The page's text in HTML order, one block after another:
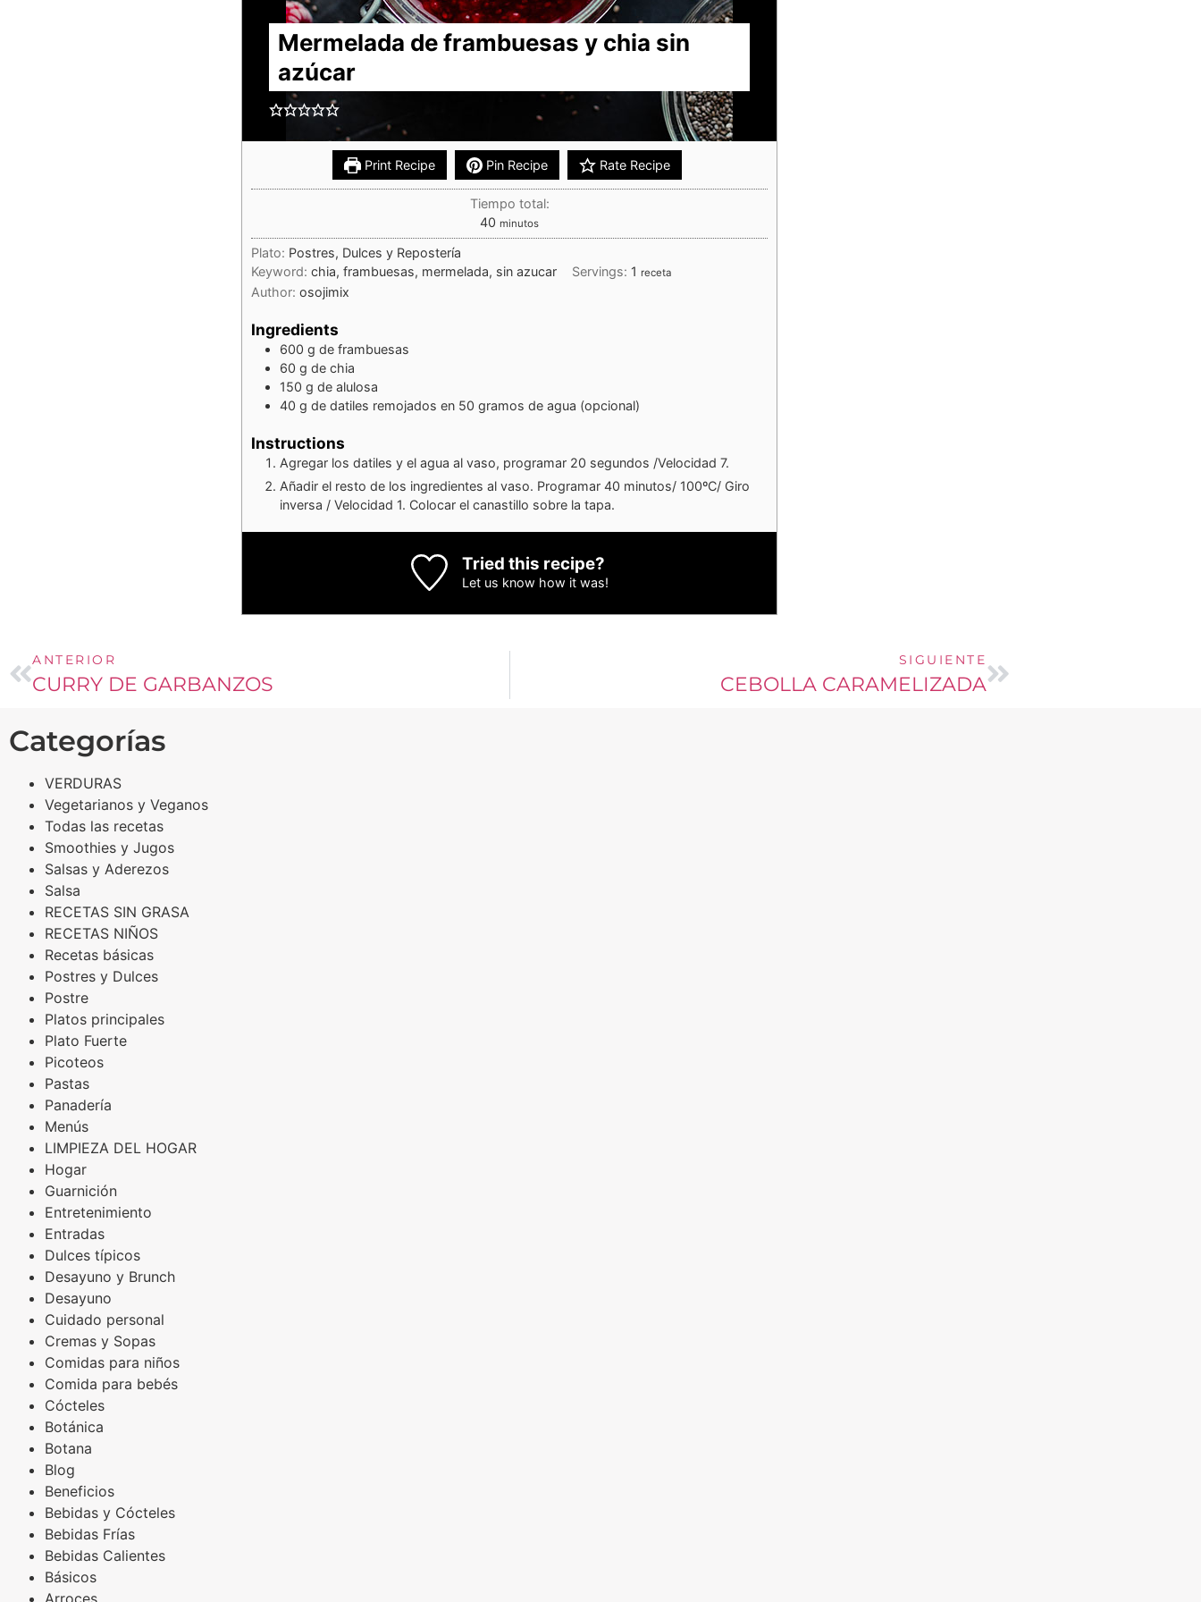
Mermelada de frambuesas y chia sin
azúcar
Print Recipe Pin Recipe Rate Recipe
Tiempo total:
40 minutos
Plato: Postres, Dulces y Repostería
Keyword: chia, frambuesas, mermelada, sin azucar Servings: 1 receta
Author: osojimix
Ingredients
600 g de frambuesas
60 g de chia
150 g de alulosa
40 g de datiles remojados en 50 gramos de agua (opcional)
Instructions
Agregar los datiles y el agua al vaso, programar 20 segundos /Velocidad 7.
Añadir el resto de los ingredientes al vaso. Programar 40 minutos/ 100ºC/ Giro
inversa / Velocidad 1. Colocar el canastillo sobre la tapa.
Tried this recipe?
Let us know how it was!
ANTERIOR
CURRY DE GARBANZOS
SIGUIENTE
CEBOLLA CARAMELIZADA
Categorías
VERDURAS
Vegetarianos y Veganos
Todas las recetas
Smoothies y Jugos
Salsas y Aderezos
Salsa
RECETAS SIN GRASA
RECETAS NIÑOS
Recetas básicas
Postres y Dulces
Postre
Platos principales
Plato Fuerte
Picoteos
Pastas
Panadería
Menús
LIMPIEZA DEL HOGAR
Hogar
Guarnición
Entretenimiento
Entradas
Dulces típicos
Desayuno y Brunch
Desayuno
Cuidado personal
Cremas y Sopas
Comidas para niños
Comida para bebés
Cócteles
Botánica
Botana
Blog
Beneficios
Bebidas y Cócteles
Bebidas Frías
Bebidas Calientes
Básicos
Arroces